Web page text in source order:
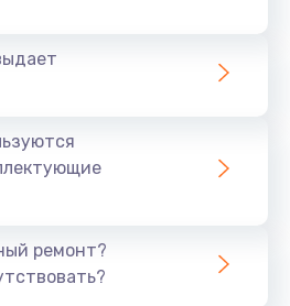
южного моста
батарейки BIOS
Заказать
ремонт?